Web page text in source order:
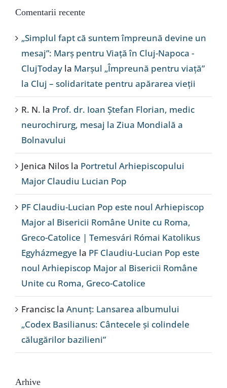
Comentarii recente
„Simplul fapt că suntem împreună devine un
mesaj”: Marș pentru Viață în Cluj-Napoca -
ClujToday la Marșul „Împreună pentru viață”
la Cluj – solidaritate pentru apărarea vieții
R. N. la Prof. dr. Ioan Ștefan Florian, medic
neurochirurg, mesaj la Ziua Mondială a
Bolnavului
Jenica Nilos la Portretul Arhiepiscopului
Major Claudiu Lucian Pop
PF Claudiu-Lucian Pop este noul Arhiepiscop
Major al Bisericii Române Unite cu Roma,
Greco-Catolice | Temesvári Római Katolikus
Egyházmegye la PF Claudiu-Lucian Pop este
noul Arhiepiscop Major al Bisericii Române
Unite cu Roma, Greco-Catolice
Francisc la Anunț: Lansarea albumului
„Codex Basilianus: Cântecele și colindele
călugărilor bazilieni”
Arhive